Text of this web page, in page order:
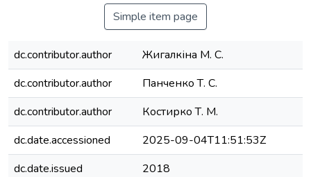
Simple item page
dc.contributor.author
Жигалкіна М. С.
dc.contributor.author
Панченко Т. С.
dc.contributor.author
Костирко Т. М.
dc.date.accessioned
2025-09-04T11:51:53Z
dc.date.issued
2018